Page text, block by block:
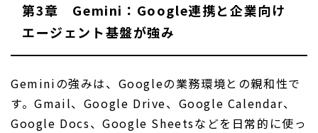
第3章 Gemini：Google連携と企業向け
エージェント基盤が強み
Geminiの強みは、Googleの業務環境との親和性で
す。Gmail、Google Drive、Google Calendar、
Google Docs、Google Sheetsなどを日常的に使っ